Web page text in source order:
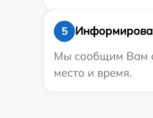
5
Мы сообщим Вам о
место и время.